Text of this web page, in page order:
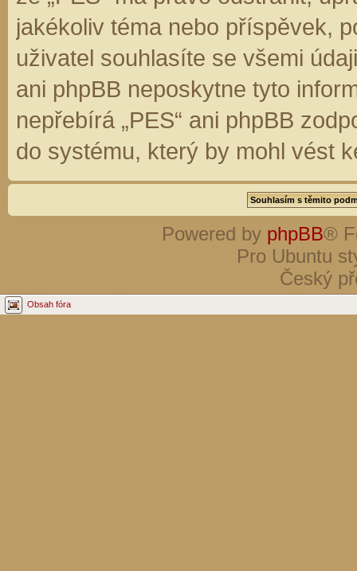
jakékoliv téma nebo příspěvek,
uživatel souhlasíte se všemi
ani phpBB neposkytne tyto
nepřebírá „PES“ ani phpBB
do systému, který by mohl vést
Powered by phpBB®
Pro Ubuntu
Český
Obsah fóra